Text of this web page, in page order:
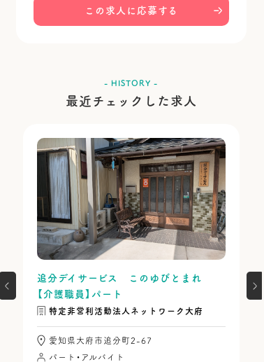
この求人に応募する
- HISTORY -
最近チェックした求人
追分デイサービス このゆびとまれ
【介護職員】パート
特定非営利活動法人ネットワーク大府
愛知県大府市追分町2-67
パート・アルバイト